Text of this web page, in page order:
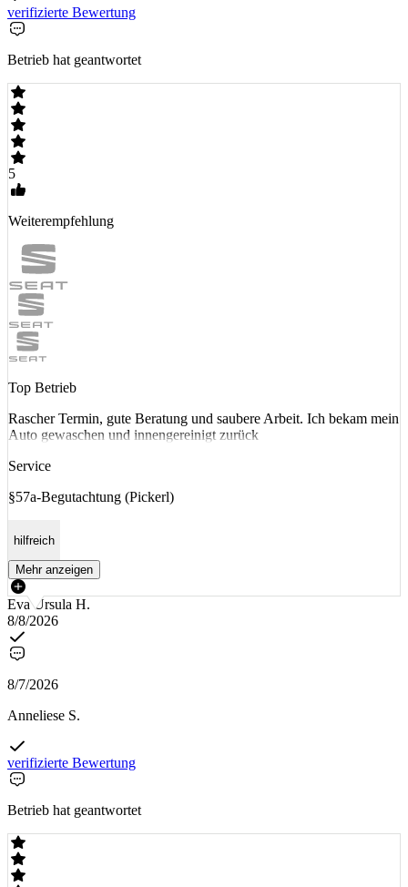
verifizierte Bewertung
Betrieb hat geantwortet
5
Weiterempfehlung
Top Betrieb
Rascher Termin, gute Beratung und saubere Arbeit. Ich bekam mein
Auto gewaschen und innengereinigt zurück
Service
§57a-Begutachtung (Pickerl)
hilfreich
Mehr anzeigen
Eva Ursula H.
8/8/2026
8/7/2026
Anneliese S.
verifizierte Bewertung
Betrieb hat geantwortet